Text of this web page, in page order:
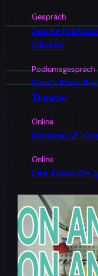
Gespräch
Zoom-
Gästen
Podiumsgespräch
Don’t Stop
Theater
Online
Intranet //
Online
Life Goes On